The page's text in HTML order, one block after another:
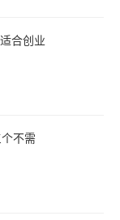
合创业
不需